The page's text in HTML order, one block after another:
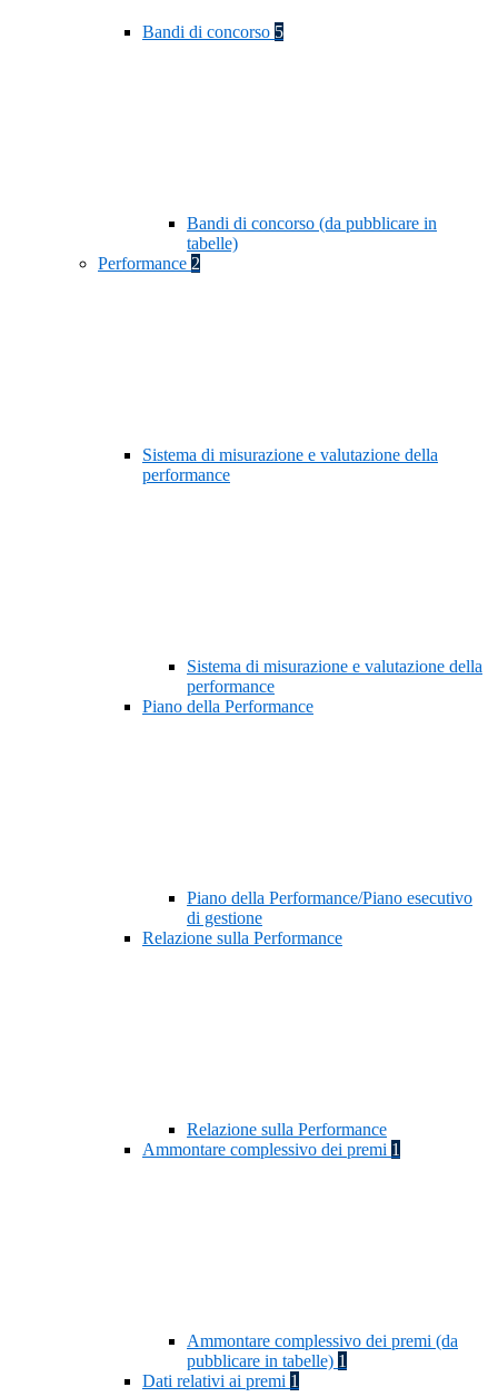
Bandi di concorso 5
Bandi di concorso (da pubblicare in
tabelle)
Performance 2
Sistema di misurazione e valutazione della
performance
Sistema di misurazione e valutazione della
performance
Piano della Performance
Piano della Performance/Piano esecutivo
di gestione
Relazione sulla Performance
Relazione sulla Performance
Ammontare complessivo dei premi 1
Ammontare complessivo dei premi (da
pubblicare in tabelle) 1
Dati relativi ai premi 1